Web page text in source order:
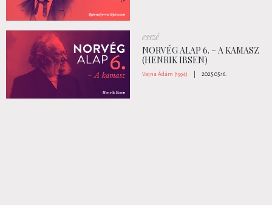
esszé
NORVÉG ALAP 6. – A KAMASZ
(HENRIK IBSEN)
Vajna Ádám (1994) 2025.05.16.